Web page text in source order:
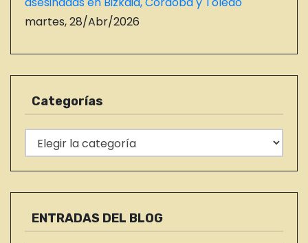
martes, 28/Abr/2026
Categorías
a
t
e
ENTRADAS DEL BLOG